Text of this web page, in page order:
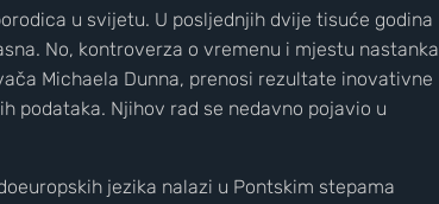
u svijetu. U posljednjih dvije tisuće godina
No, kontroverza o vremenu i mjestu nastanka
Michaela Dunna, prenosi rezultate inovativne
podataka. Njihov rad se nedavno pojavio u
jezika nalazi u Pontskim stepama